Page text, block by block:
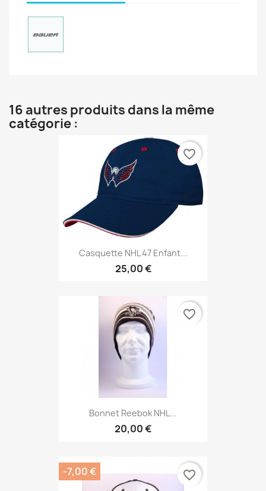
16 autres produits dans la même
catégorie :
Casquette NHL 47 Enfant...
25,00 €
favorite_border
Bonnet Reebok NHL...
20,00 €
favorite_border
-7,00 € favorite_border